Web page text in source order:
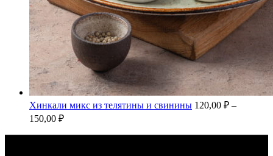
Хинкали микс из телятины и свинины 120,00 ₽ –
150,00 ₽